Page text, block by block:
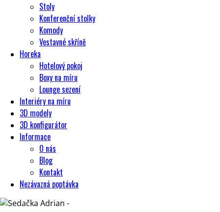
Stoly
Konferenční stolky
Komody
Vestavné skříně
Horeka
Hotelový pokoj
Boxy na míru
Lounge sezení
Interiéry na míru
3D modely
3D konfigurátor
Informace
O nás
Blog
Kontakt
Nezávazná poptávka